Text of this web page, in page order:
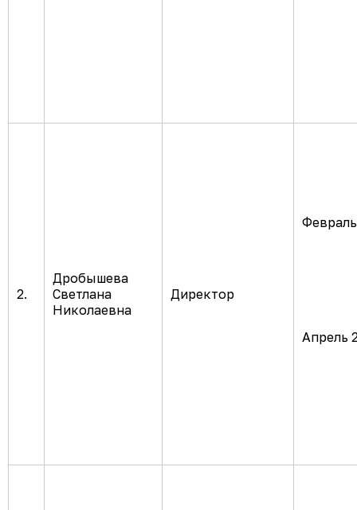
2.
Дробышева
Светлана
Николаевна
Директор
Апрель